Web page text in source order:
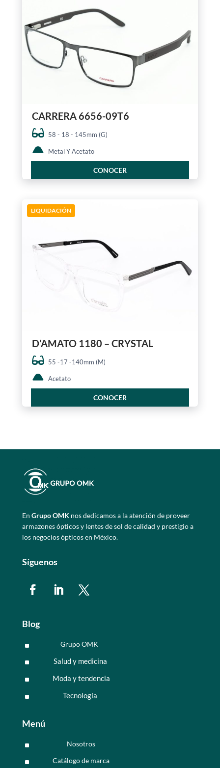
CARRERA 6656-09T6
58 - 18 - 145mm (G)
Metal Y Acetato
CONOCER
LIQUIDACIÓN
D’AMATO 1180 – CRYSTAL
55 -17 -140mm (M)
Acetato
CONOCER
En Grupo OMKnos dedicamos a la atención de proveer
armazones ópticos y lentes de sol de calidad y prestigio a
los negocios ópticos en México.
Síguenos
Blog
^ Grupo OMK
^ Salud y medicina
^ Moda y tendencia
^ Tecnología
Menú
^ Nosotros
^ Catálogo de marca